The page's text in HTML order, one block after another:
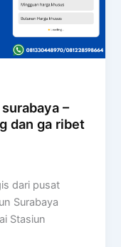
–
dan ga ribet
dari pusat
Surabaya
Stasiun